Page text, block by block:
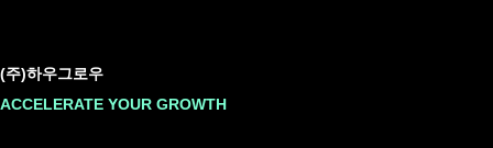
(주)하우그로우
ACCELERATE YOUR GROWTH